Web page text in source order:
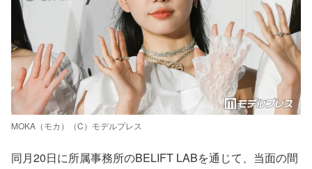
MOKA（モカ）（C）モデルプレス
同月20日に所属事務所のBELIFT LABを通じて、当面の間